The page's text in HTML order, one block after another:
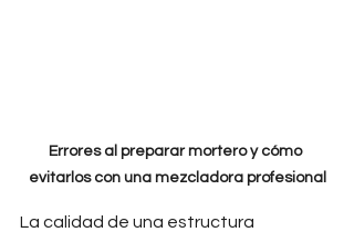
Errores al preparar mortero y cómo
evitarlos con una mezcladora profesional
La calidad de una estructura